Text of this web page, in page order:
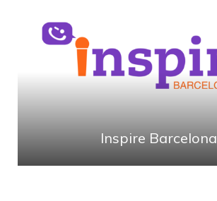
Inspire Barcelona